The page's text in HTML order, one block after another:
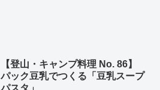
【登山・キャンプ料理 No. 86】
パック豆乳でつくる「豆乳スープ